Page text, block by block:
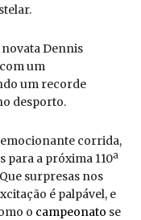
novata Dennis
um
um recorde
desporto.
emocionante corrida,
para a próxima 110ª
surpresas nos
é palpável, e
o campeonato se